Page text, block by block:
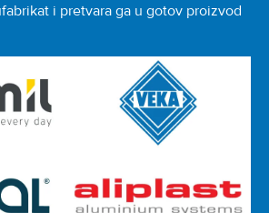
i pretvara ga u gotov proizvod